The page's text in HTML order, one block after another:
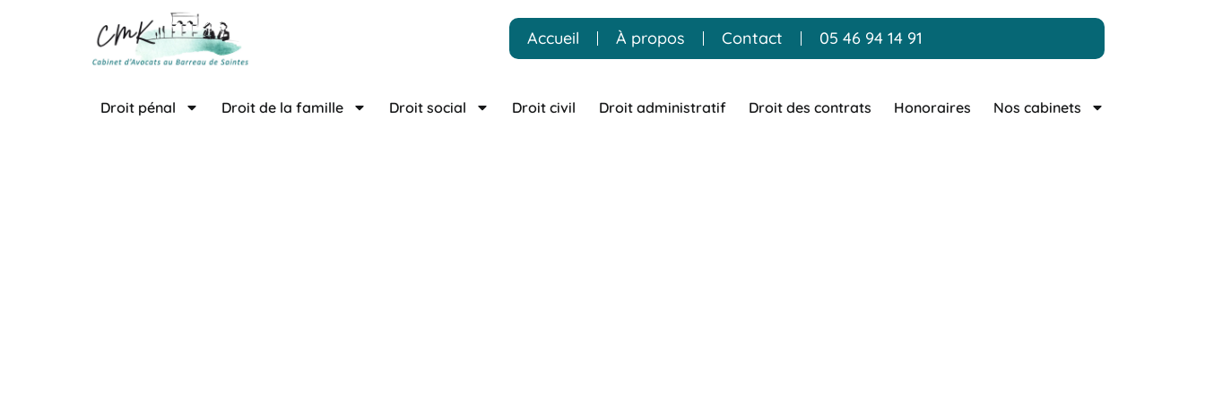
Accueil À propos Contact 05 46 94 14 91
Droit pénal Droit de la famille Droit social Droit civil Droit administratif Droit des contrats Honoraires Nos cabinets